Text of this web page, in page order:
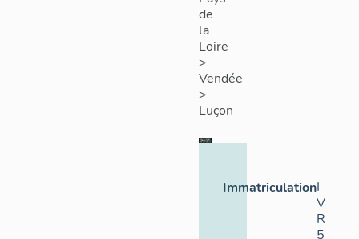
de
la
Loire
>
Vendée
>
Luçon
ImmatriculationI
V
R
5